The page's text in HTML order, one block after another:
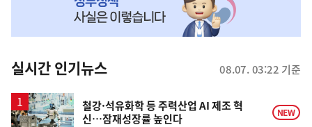
뉴
스
실시간 인기뉴스 08.07. 03:22 기준
철강·석유화학 등 주력산업 AI 제조 혁
신…잠재성장률 높인다
NEW